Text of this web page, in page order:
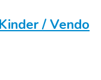
/ Vendo